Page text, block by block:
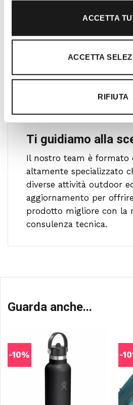
ACCETTA
ACCETTA
RIFIUTA
Ti guidiamo alla
Il nostro team è formato
altamente specializzato
diverse attività outdoor
aggiornamento per
prodotto migliore con la
consulenza tecnica.
Guarda anche...
-10% -